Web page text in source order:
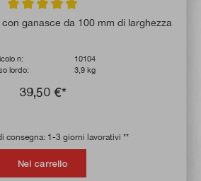
Valutazione media di 4.9 su 5 stelle
ganasce da 100 mm di larghezza
n:
10104
lordo:
3,9 kg
39,50 €*
consegna: 1-3 giorni lavorativi **
Nel carrello